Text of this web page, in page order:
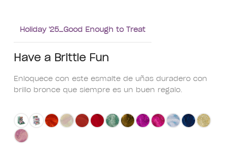
Holiday '25_Good Enough to Treat
Have a Brittle Fun
Enloquece con este esmalte de uñas duradero con
brillo bronce que siempre es un buen regalo.